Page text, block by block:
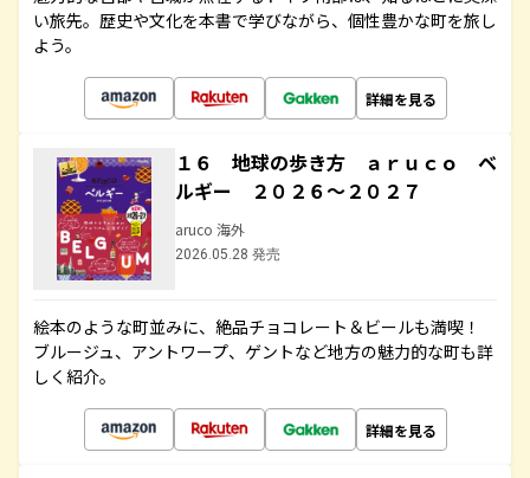
い旅先。歴史や文化を本書で学びながら、個性豊かな町を旅し
よう。
詳細を見る
１６ 地球の歩き方 ａｒｕｃｏ ベ
ルギー ２０２６～２０２７
aruco 海外
2026.05.28 発売
絵本のような町並みに、絶品チョコレート＆ビールも満喫！
ブルージュ、アントワープ、ゲントなど地方の魅力的な町も詳
しく紹介。
詳細を見る